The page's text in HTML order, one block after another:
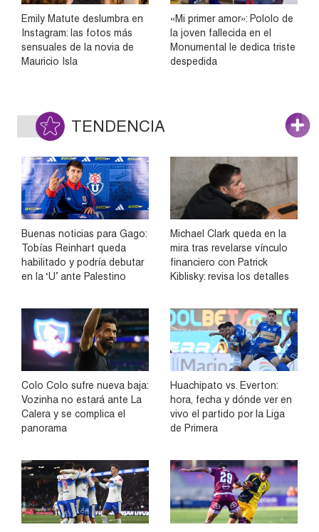
Emily Matute deslumbra en
Instagram: las fotos más
sensuales de la novia de
Mauricio Isla
«Mi primer amor»: Pololo de
la joven fallecida en el
Monumental le dedica triste
despedida
TENDENCIA
Buenas noticias para Gago:
Tobías Reinhart queda
habilitado y podría debutar
en la ‘U’ ante Palestino
Michael Clark queda en la
mira tras revelarse vínculo
financiero con Patrick
Kiblisky: revisa los detalles
Colo Colo sufre nueva baja:
Vozinha no estará ante La
Calera y se complica el
panorama
Huachipato vs. Everton:
hora, fecha y dónde ver en
vivo el partido por la Liga
de Primera